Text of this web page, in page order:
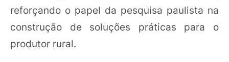
reforçando o papel da pesquisa paulista na
construção de soluções práticas para o
produtor rural.